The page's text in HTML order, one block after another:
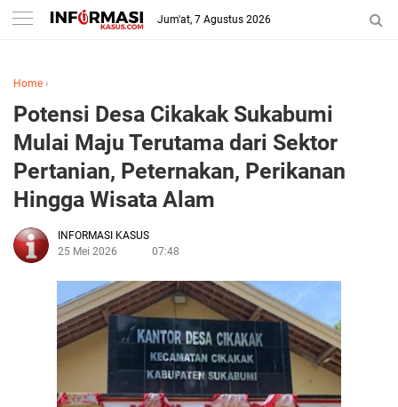
Jum'at, 7 Agustus 2026
Home ›
Potensi Desa Cikakak Sukabumi
Mulai Maju Terutama dari Sektor
Pertanian, Peternakan, Perikanan
Hingga Wisata Alam
INFORMASI KASUS
25 Mei 2026
07:48